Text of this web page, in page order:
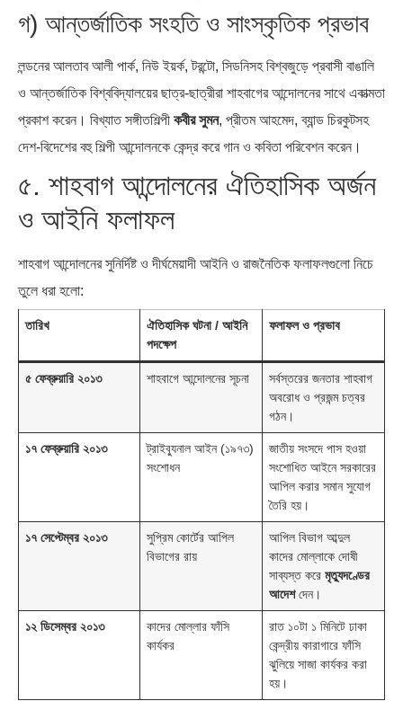
গ) আন্তর্জাতিক সংহতি ও সাংস্কৃতিক প্রভাব
লন্ডনের আলতাব আলী পার্ক, নিউ ইয়র্ক, টরন্টো, সিডনিসহ বিশ্বজুড়ে প্রবাসী বাঙালি
ও আন্তর্জাতিক বিশ্ববিদ্যালয়ের ছাত্র-ছাত্রীরা শাহবাগের আন্দোলনের সাথে একাত্মতা
প্রকাশ করেন। বিখ্যাত সঙ্গীতশিল্পী কবীর সুমন, প্রীতম আহমেদ, ব্যান্ড চিরকুটসহ
দেশ-বিদেশের বহু শিল্পী আন্দোলনকে কেন্দ্র করে গান ও কবিতা পরিবেশন করেন।
৫. শাহবাগ আন্দোলনের ঐতিহাসিক অর্জন
ও আইনি ফলাফল
শাহবাগ আন্দোলনের সুনির্দিষ্ট ও দীর্ঘমেয়াদী আইনি ও রাজনৈতিক ফলাফলগুলো নিচে
তুলে ধরা হলো:
তারিখ
ঐতিহাসিক ঘটনা / আইনি
পদক্ষেপ
ফলাফল ও প্রভাব
৫ ফেব্রুয়ারি ২০১৩ শাহবাগে আন্দোলনের সূচনা
সর্বস্তরের জনতার শাহবাগ
অবরোধ ও প্রজন্ম চত্বর
গঠন।
১৭ ফেব্রুয়ারি ২০১৩
ট্রাইব্যুনাল আইন (১৯৭৩)
সংশোধন
জাতীয় সংসদে পাস হওয়া
সংশোধিত আইনে সরকারের
আপিল করার সমান সুযোগ
তৈরি হয়।
১৭ সেপ্টেম্বর ২০১৩
সুপ্রিম কোর্টের আপিল
বিভাগের রায়
আপিল বিভাগ আব্দুল
কাদের মোল্লাকে দোষী
সাব্যস্ত করেমৃত্যুদণ্ডের
আদেশদেন।
১২ ডিসেম্বর ২০১৩
কাদের মোল্লার ফাঁসি
কার্যকর
রাত ১০টা ১ মিনিটে ঢাকা
কেন্দ্রীয় কারাগারে ফাঁসি
ঝুলিয়ে সাজা কার্যকর করা
হয়।